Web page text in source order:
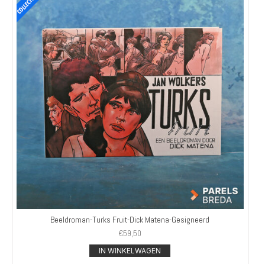
Beeldroman-Turks Fruit-Dick Matena-Gesigneerd
€59,50
IN WINKELWAGEN